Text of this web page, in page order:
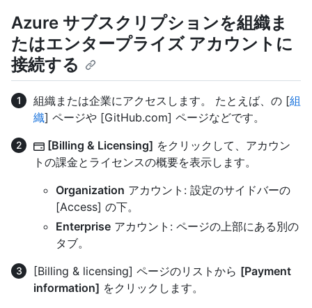
Azure サブスクリプションを組織ま
たはエンタープライズ アカウントに
接続する
組織または企業にアクセスします。 たとえば、 の [組
織] ページや [GitHub.com] ページなどです。
[Billing & Licensing] をクリックして、アカウン
トの課金とライセンスの概要を表示します。
Organization アカウント: 設定のサイドバーの
[Access] の下。
Enterprise アカウント: ページの上部にある別の
タブ。
[Billing & licensing] ページのリストから [Payment
information] をクリックします。